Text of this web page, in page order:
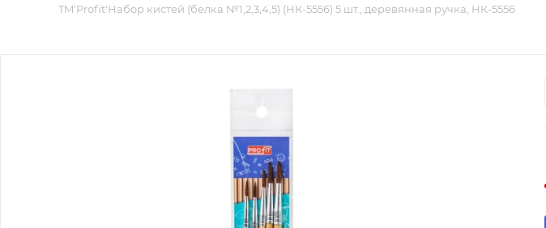
TM'Profit'Набор кистей (белка №1,2,3,4,5) (НК-5556) 5 шт., деревянная ручка, НК-5556